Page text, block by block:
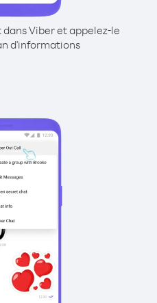
Viber et appelez-le
d'informations